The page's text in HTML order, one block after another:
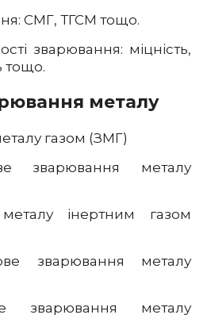
СМГ, ТГСМ тощо.
зварювання: міцність,
тощо.
металу
газом (ЗМГ)
зварювання металу
інертним газом
зварювання металу
зварювання металу